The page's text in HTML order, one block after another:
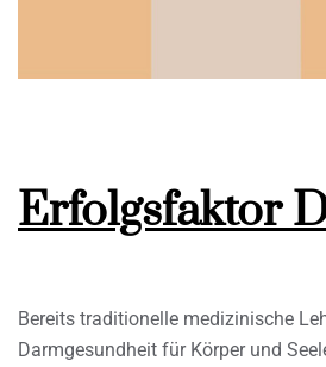
Erfolgsfaktor
Bereits traditionelle medizinische
Darmgesundheit für Körper und